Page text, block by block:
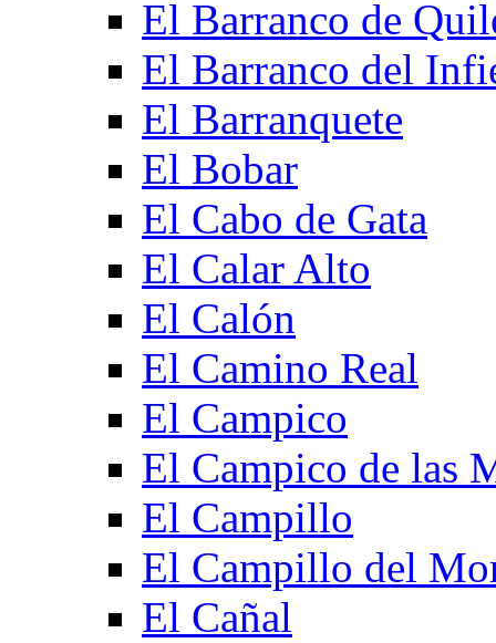
El Barranco de
El Barranco del
El Barranquete
El Bobar
El Cabo de Gata
El Calar Alto
El Calón
El Camino Real
El Campico
El Campico de las
El Campillo
El Campillo del
El Cañal